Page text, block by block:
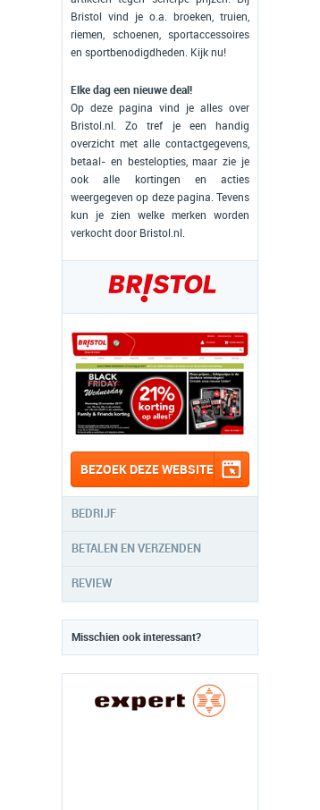
Bristol vind je o.a. broeken, truien,
riemen, schoenen, sportaccessoires
en sportbenodigdheden. Kijk nu!
Elke dag een nieuwe deal!
Op deze pagina vind je alles over
Bristol.nl. Zo tref je een handig
overzicht met alle contactgegevens,
betaal- en bestelopties, maar zie je
ook alle kortingen en acties
weergegeven op deze pagina. Tevens
kun je zien welke merken worden
verkocht door Bristol.nl.
BEZOEK DEZE WEBSITE
BEDRIJF
BETALEN EN VERZENDEN
REVIEW
Misschien ook interessant?